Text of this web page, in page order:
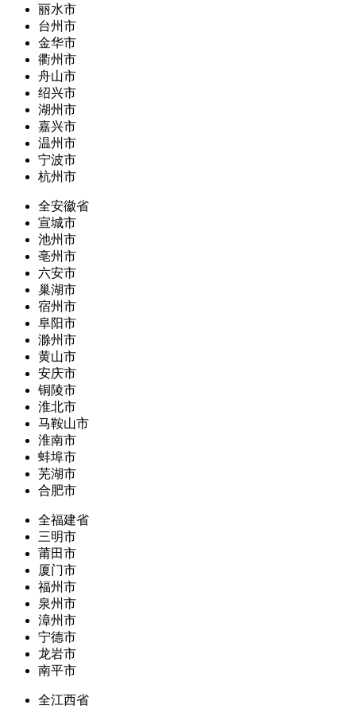
丽水市
台州市
金华市
衢州市
舟山市
绍兴市
湖州市
嘉兴市
温州市
宁波市
杭州市
全安徽省
宣城市
池州市
亳州市
六安市
巢湖市
宿州市
阜阳市
滁州市
黄山市
安庆市
铜陵市
淮北市
马鞍山市
淮南市
蚌埠市
芜湖市
合肥市
全福建省
三明市
莆田市
厦门市
福州市
泉州市
漳州市
宁德市
龙岩市
南平市
全江西省